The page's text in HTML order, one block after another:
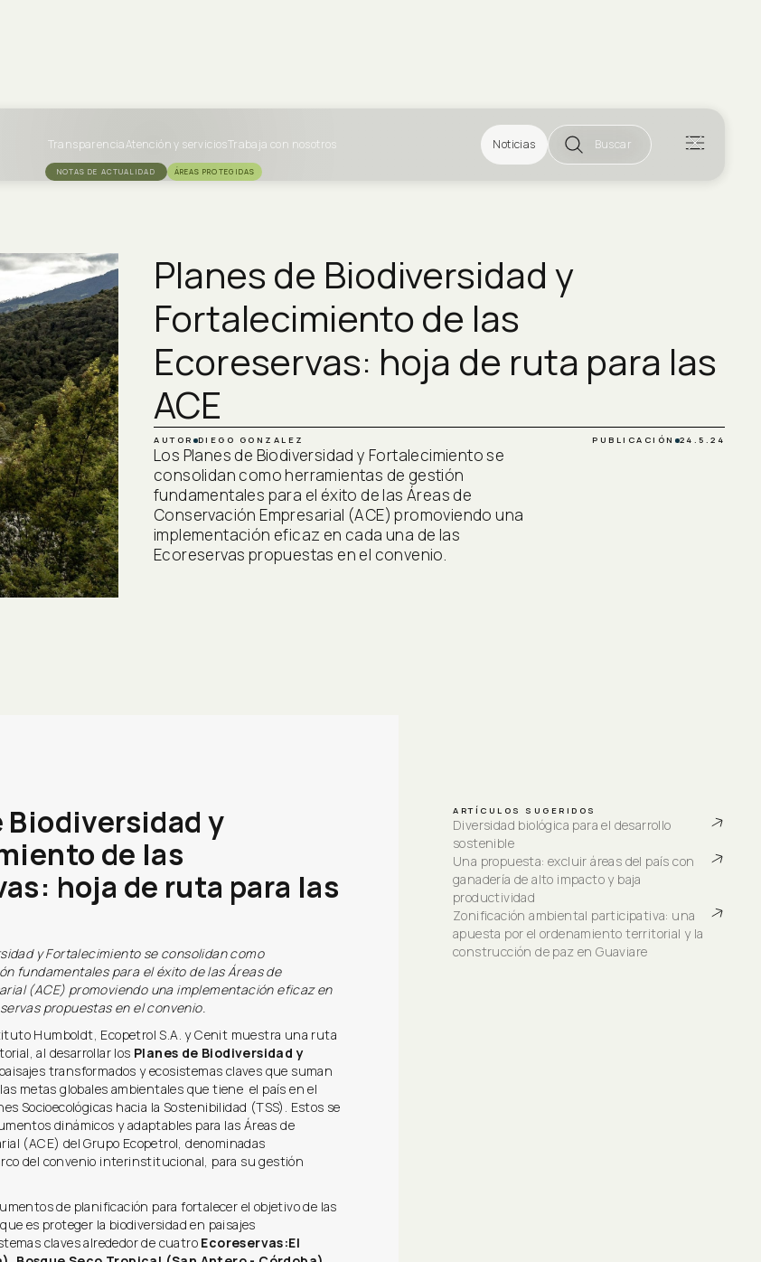
TransparenciaAtención y serviciosTrabaja con nosotros Noticias Buscar
NOTAS DE ACTUALIDAD ÁREAS PROTEGIDAS
Planes de Biodiversidad y
Fortalecimiento de las
Ecoreservas: hoja de ruta para las
ACE
AUTOR DIEGO GONZALEZ PUBLICACIÓN 24.5.24
Los Planes de Biodiversidad y Fortalecimiento se
consolidan como herramientas de gestión
fundamentales para el éxito de las Áreas de
Conservación Empresarial (ACE) promoviendo una
implementación eficaz en cada una de las
Ecoreservas propuestas en el convenio.
Biodiversidad y
de las
hoja de ruta para las
y Fortalecimiento se consolidan como
fundamentales para el éxito de las Áreas de
(ACE) promoviendo una implementación eficaz en
propuestas en el convenio.
Humboldt, Ecopetrol S.A. y Cenit muestra una ruta
al desarrollar los Planes de Biodiversidad y
transformados y ecosistemas claves que suman
metas globales ambientales que tiene el país en el
Socioecológicas hacia la Sostenibilidad (TSS). Estos se
dinámicos y adaptables para las Áreas de
(ACE) del Grupo Ecopetrol, denominadas
del convenio interinstitucional, para su gestión
de planificación para fortalecer el objetivo de las
es proteger la biodiversidad en paisajes
claves alrededor de cuatro Ecoreservas:El
ARTÍCULOS SUGERIDOS
Diversidad biológica para el desarrollo
sostenible
Una propuesta: excluir áreas del país con
ganadería de alto impacto y baja
productividad
Zonificación ambiental participativa: una
apuesta por el ordenamiento territorial y la
construcción de paz en Guaviare